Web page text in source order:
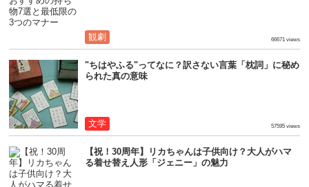
観劇 66671 views
"ちはやふる"ってなに？訳さない言葉「枕詞」に秘め
られた真の意味
文学 57595 views
【祝！30周年】リカちゃんは子供向け？大人がハマ
る着せ替え人形「ジェニー」の魅力